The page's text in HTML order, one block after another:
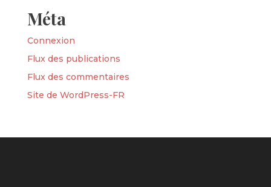
Méta
Connexion
Flux des publications
Flux des commentaires
Site de WordPress-FR